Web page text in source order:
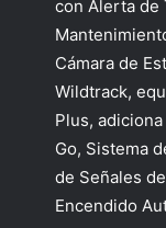
con Alerta de
Cámara de
Wildtrack,
Plus,
Go, Sistema
de Señales
Encendido